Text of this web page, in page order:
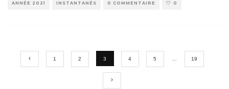
ANNÉE 2021 INSTANTANÉS 0 COMMENTAIRE 0
1 2 3 4 5 … 19